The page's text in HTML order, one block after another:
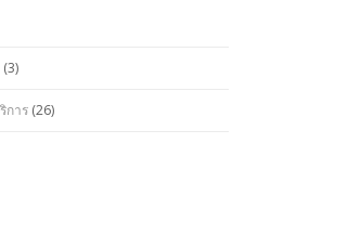
(3)
การ (26)